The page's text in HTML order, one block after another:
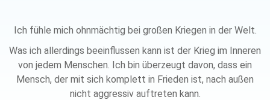
Ich fühle mich ohnmächtig bei großen Kriegen in der Welt.
Was ich allerdings beeinflussen kann ist der Krieg im Inneren
von jedem Menschen. Ich bin überzeugt davon, dass ein
Mensch, der mit sich komplett in Frieden ist, nach außen
nicht aggressiv auftreten kann.